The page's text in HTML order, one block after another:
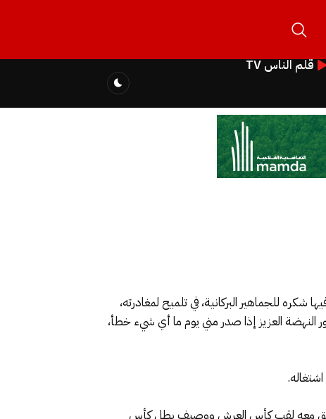
قلم الناس TV
فيها شكره للجماهير البركانية، في تلميح لمغادرته،
النهضة العزيز إذا صدر مني يوم ما أي شيء خطأ،
حقق معه لقب كأس العرش ووصيف بطل كأس